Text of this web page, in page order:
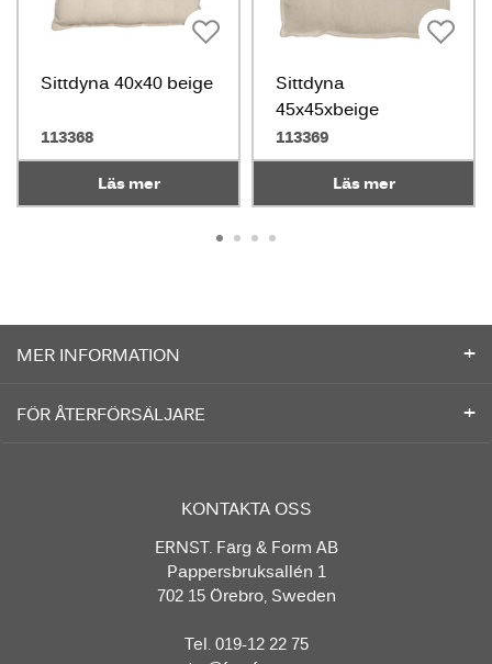
Sittdyna 40x40 beige
113368
Läs mer
Sittdyna
45x45xbeige
113369
Läs mer
MER INFORMATION
FÖR ÅTERFÖRSÄLJARE
KONTAKTA OSS
ERNST. Färg & Form AB
Pappersbruksallén 1
702 15 Örebro, Sweden
Tel. 019-12 22 75